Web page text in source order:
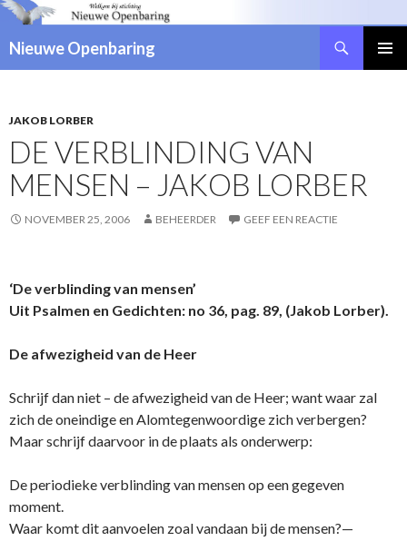
Nieuwe Openbaring
SPRINGEN
JAKOB LORBER
DE VERBLINDING VAN
MENSEN – JAKOB LORBER
NOVEMBER 25, 2006 BEHEERDER GEEF EEN REACTIE
‘De verblinding van mensen’
Uit Psalmen en Gedichten: no 36, pag. 89, (Jakob Lorber).
De afwezigheid van de Heer
Schrijf dan niet – de afwezigheid van de Heer; want waar zal
zich de o­neindige en Alomtegenwoordige zich verbergen?
Maar schrijf daarvoor in de plaats als o­nderwerp:
De periodieke verblinding van mensen op een gegeven
moment.
Waar komt dit aanvoelen zoal vandaan bij de mensen?—